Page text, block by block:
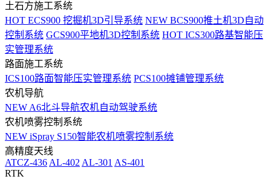
土石方施工系统
HOT ECS900 挖掘机3D引导系统 NEW BCS900推土机3D自动
控制系统 GCS900平地机3D控制系统 HOT ICS300路基智能压
实管理系统
路面施工系统
ICS100路面智能压实管理系统 PCS100摊铺管理系统
农机导航
NEW A6北斗导航农机自动驾驶系统
农机喷雾控制系统
NEW iSpray S150智能农机喷雾控制系统
高精度天线
ATCZ-436 AL-402 AL-301 AS-401
RTK